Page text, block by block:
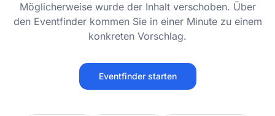
Möglicherweise wurde der Inhalt verschoben. Über
den Eventfinder kommen Sie in einer Minute zu einem
konkreten Vorschlag.
Eventfinder starten